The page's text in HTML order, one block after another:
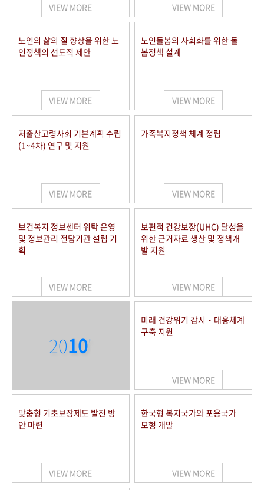
VIEW MORE VIEW MORE
노인의 삶의 질 향상을 위한 노
인정책의 선도적 제안
VIEW MORE
노인돌봄의 사회화를 위한 돌
봄정책 설계
VIEW MORE
저출산고령사회 기본계획 수립
(1~4차) 연구 및 지원
VIEW MORE
가족복지정책 체계 정립
VIEW MORE
보건복지 정보센터 위탁 운영
및 정보관리 전담기관 설립 기
획
VIEW MORE
보편적 건강보장(UHC) 달성을
위한 근거자료 생산 및 정책개
발 지원
VIEW MORE
2010'
미래 건강위기 감시‧대응체계
구축 지원
VIEW MORE
맞춤형 기초보장제도 발전 방
안 마련
VIEW MORE
한국형 복지국가와 포용국가
모형 개발
VIEW MORE